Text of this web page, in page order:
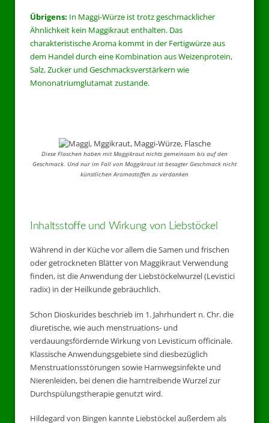
Übrigens: In Maggi-Würze ist trotz geschmacklicher
Ähnlichkeit kein Maggikraut enthalten. Das
charakteristische Aroma kommt in der Fertigwürze aus
dem Handel durch eine Kombination aus Weizenprotein,
Salz, Zucker und Geschmacksverstärkern wie
Mononatriumglutamat zustande.
Diese Flaschen haben mit Maggikraut nichts gemeinsam bis auf den
Geschmack. Und nur im Fall von Maggikraut ist besagter Geschmack nicht
künstlichen Aromastoffen zu verdanken
Inhaltsstoffe und Wirkung von Liebstöckel
Während in der Küche vor allem die Samen und frischen
oder getrockneten Blätter von Maggikraut Verwendung
finden, ist die Anwendung der Liebstöckelwurzel (Levistici
radix) in der Heilkunde gebräuchlich.
Schon Dioskurides beschrieb im 1. Jahrhundert n. Chr. die
diuretische, wie auch menstruations- und
verdauungsfördernde Wirkung von Levisticum officinale.
Klassische Anwendungsgebiete sind diesbezüglich
Menstruationsstörungen sowie Harnwegsinfekte und
Nierenleiden, bei denen die harntreibende Wurzel zur
Durchspülungstherapie genutzt wird.
Hildegard von Bingen kannte Liebstöckel außerdem als